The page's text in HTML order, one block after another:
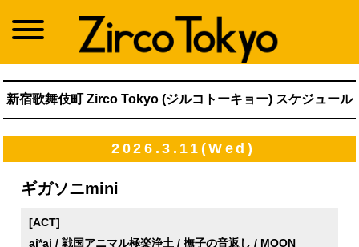
新宿歌舞伎町 Zirco Tokyo (ジルコトーキョー) スケジュール
2026.3.11(Wed)
ギガソニmini
[ACT]
ai*ai / 戦国アニマル極楽浄土 / 撫子の音返し / MOON